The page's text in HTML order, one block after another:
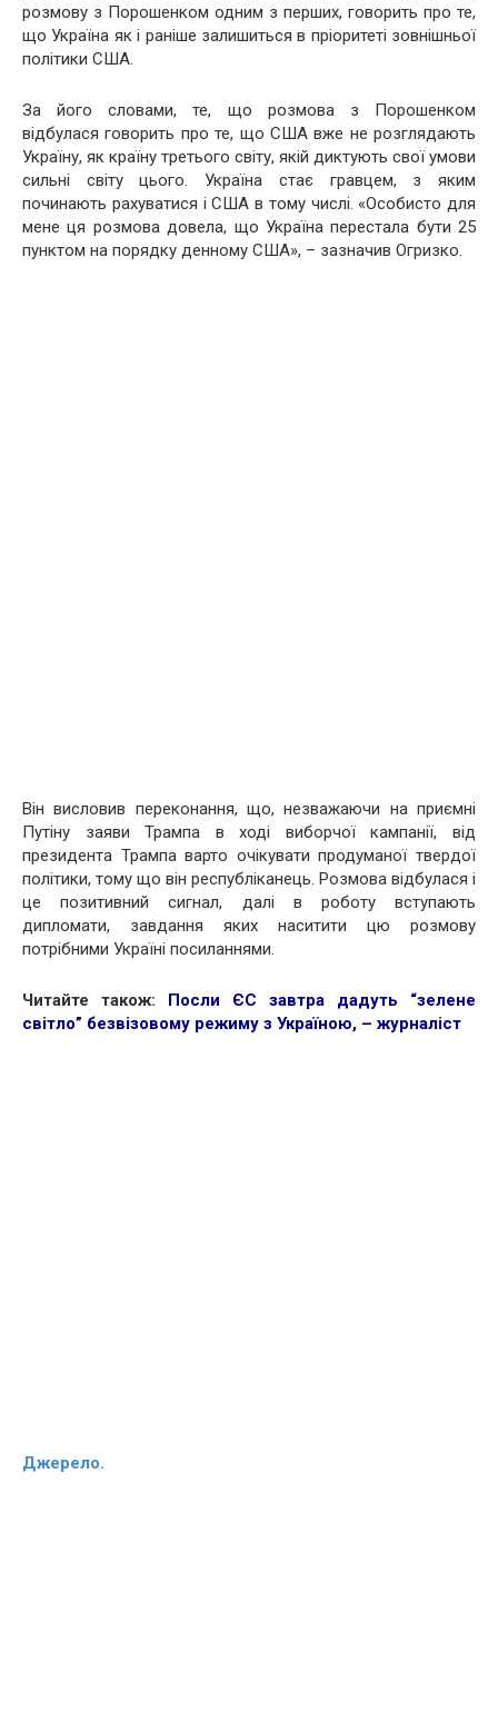
розмову з Порошенком одним з перших, говорить про те,
що Україна як і раніше залишиться в пріоритеті зовнішньої
політики США.
За його словами, те, що розмова з Порошенком
відбулася говорить про те, що США вже не розглядають
Україну, як країну третього світу, якій диктують свої умови
сильні світу цього. Україна стає гравцем, з яким
починають рахуватися і США в тому числі. «Особисто для
мене ця розмова довела, що Україна перестала бути 25
пунктом на порядку денному США», – зазначив Огризко.
Він висловив переконання, що, незважаючи на приємні
Путіну заяви Трампа в ході виборчої кампанії, від
президента Трампа варто очікувати продуманої твердої
політики, тому що він республіканець. Розмова відбулася і
це позитивний сигнал, далі в роботу вступають
дипломати, завдання яких наситити цю розмову
потрібними Україні посиланнями.
Читайте також: Посли ЄС завтра дадуть “зелене
світло” безвізовому режиму з Україною, – журналіст
Джерело.